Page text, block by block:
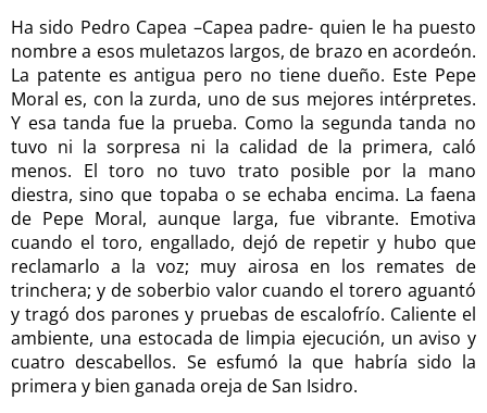
Ha sido Pedro Capea –Capea padre- quien le ha puesto
nombre a esos muletazos largos, de brazo en acordeón.
La patente es antigua pero no tiene dueño. Este Pepe
Moral es, con la zurda, uno de sus mejores intérpretes.
Y esa tanda fue la prueba. Como la segunda tanda no
tuvo ni la sorpresa ni la calidad de la primera, caló
menos. El toro no tuvo trato posible por la mano
diestra, sino que topaba o se echaba encima. La faena
de Pepe Moral, aunque larga, fue vibrante. Emotiva
cuando el toro, engallado, dejó de repetir y hubo que
reclamarlo a la voz; muy airosa en los remates de
trinchera; y de soberbio valor cuando el torero aguantó
y tragó dos parones y pruebas de escalofrío. Caliente el
ambiente, una estocada de limpia ejecución, un aviso y
cuatro descabellos. Se esfumó la que habría sido la
primera y bien ganada oreja de San Isidro.